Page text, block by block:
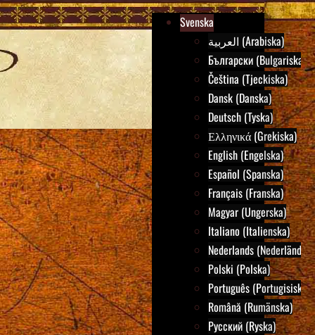
Svenska
العربية (Arabiska)
Български (Bulgariska)
Čeština (Tjeckiska)
Dansk (Danska)
Deutsch (Tyska)
Ελληνικά (Grekiska)
English (Engelska)
Español (Spanska)
Français (Franska)
Magyar (Ungerska)
Italiano (Italienska)
Nederlands
Polski (Polska)
Português (Portugisiska)
Română (Rumänska)
Русский (Ryska)